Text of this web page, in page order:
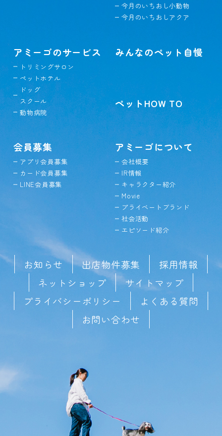
今月のいちおし小動物
今月のいちおしアクア
アミーゴのサービス
トリミングサロン
ペットホテル
ドッグ
スクール
動物病院
みんなのペット自慢
ペットHOW TO
会員募集
アプリ会員募集
カード会員募集
LINE会員募集
アミーゴについて
会社概要
IR情報
キャラクター紹介
Movie
プライベートブランド
社会活動
エピソード紹介
お知らせ 出店物件募集
採用情報
ネットショップ
サイトマップ
プライバシーポリシー
よくある質問
お問い合わせ